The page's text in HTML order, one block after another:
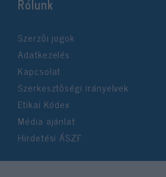
Rólunk
Szerzői jogok
Adatkezelés
Kapcsolat
Szerkesztőségi irányelvek
Etikai Kódex
Média ajánlat
Hirdetési ÁSZF